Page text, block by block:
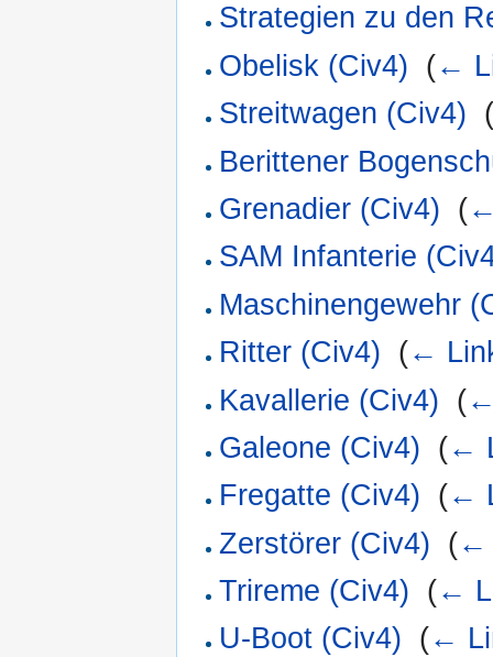
Strategien zu den
Obelisk (Civ4) (←
Streitwagen (Civ4)
Berittener
Grenadier (Civ4) (
SAM Infanterie
Maschinengewehr
Ritter (Civ4) (←
Kavallerie (Civ4) (
Galeone (Civ4) (←
Fregatte (Civ4) (←
Zerstörer (Civ4) (←
Trireme (Civ4) (←
U-Boot (Civ4) (←